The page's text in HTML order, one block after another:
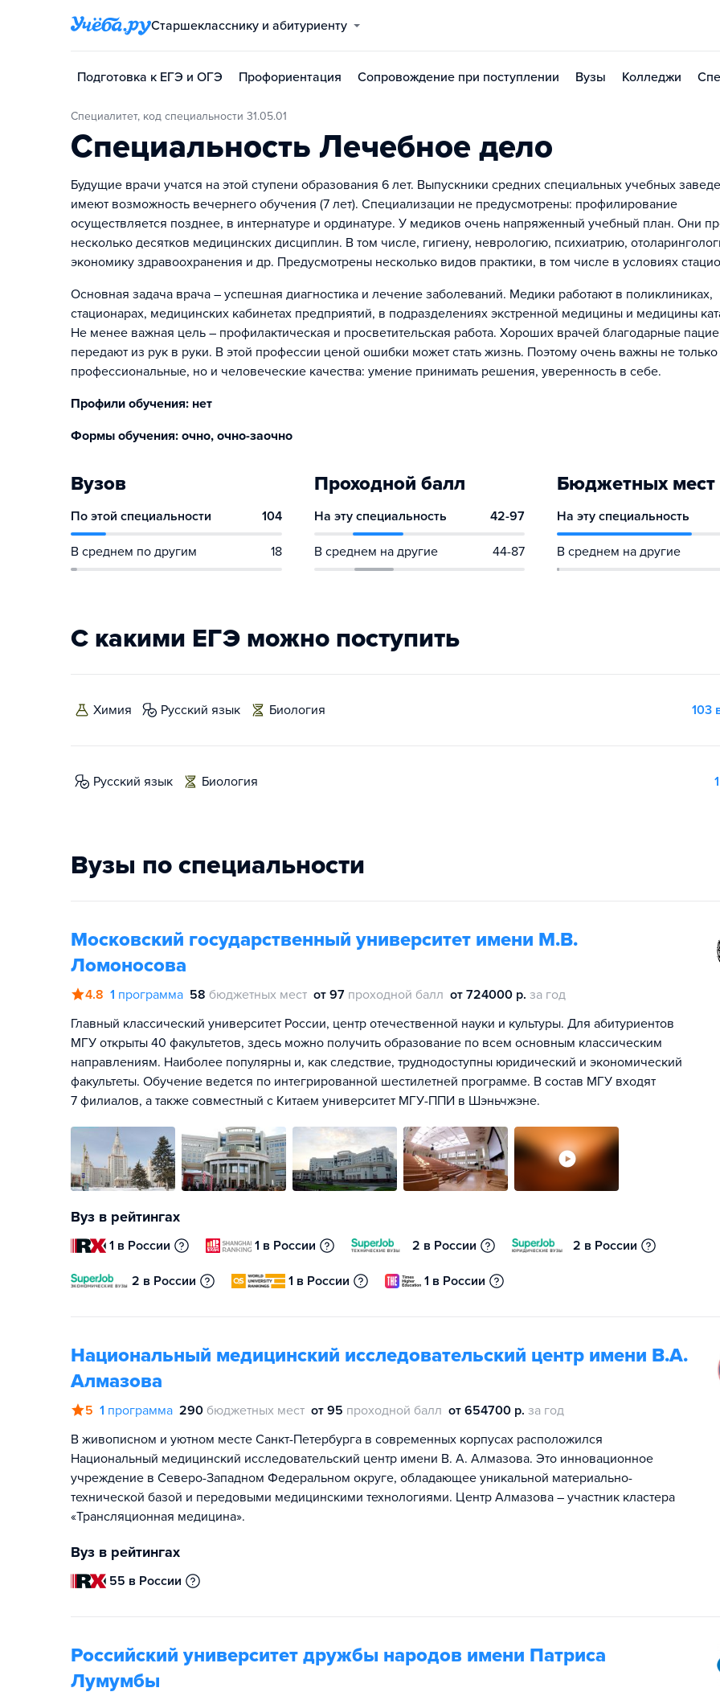
Старшекласснику и абитуриенту
Подготовка к ЕГЭ и ОГЭ Профориентация Сопровождение при поступлении Вузы Колледжи
Специалитет, код специальности 31.05.01
Специальность Лечебное дело
Будущие врачи учатся на этой ступени образования 6 лет. Выпускники средних специальных учебных
имеют возможность вечернего обучения (7 лет). Специализации не предусмотрены: профилирование
осуществляется позднее, в интернатуре и ординатуре. У медиков очень напряженный учебный план. Они
несколько десятков медицинских дисциплин. В том числе, гигиену, неврологию, психиатрию,
экономику здравоохранения и др. Предусмотрены несколько видов практики, в том числе в условиях
Основная задача врача – успешная диагностика и лечение заболеваний. Медики работают в поликлиниках,
стационарах, медицинских кабинетах предприятий, в подразделениях экстренной медицины и медицины
Не менее важная цель – профилактическая и просветительская работа. Хороших врачей благодарные
передают из рук в руки. В этой профессии ценой ошибки может стать жизнь. Поэтому очень важны не только
профессиональные, но и человеческие качества: умение принимать решения, уверенность в себе.
Профили обучения: нет
Формы обучения: очно, очно-заочно
Вузов
По этой специальности 104
В среднем по другим 18
Проходной балл
На эту специальность 42-97
В среднем на другие 44-87
Бюджетных мест
На эту специальность
В среднем на другие
С какими ЕГЭ можно поступить
химия русский язык биология 103
русский язык биология
Вузы по специальности
Московский государственный университет имени М.В.
Ломоносова
4.8 1 программа 58 бюджетных мест от 97 проходной балл от 724000 р. за год
Главный классический университет России, центр отечественной науки и культуры. Для абитуриентов
МГУ открыты 40 факультетов, здесь можно получить образование по всем основным классическим
направлениям. Наиболее популярны и, как следствие, труднодоступны юридический и экономический
факультеты. Обучение ведется по интегрированной шестилетней программе. В состав МГУ входят
7 филиалов, а также совместный с Китаем университет МГУ-ППИ в Шэньчжэне.
Вуз в рейтингах
1 в России 1 в России 2 в России 2 в России
2 в России 1 в России 1 в России
Национальный медицинский исследовательский центр имени В.А.
Алмазова
5 1 программа 290 бюджетных мест от 95 проходной балл от 654700 р. за год
В живописном и уютном месте Санкт-Петербурга в современных корпусах расположился
Национальный медицинский исследовательский центр имени В. А. Алмазова. Это инновационное
учреждение в Северо-Западном Федеральном округе, обладающее уникальной материально-
технической базой и передовыми медицинскими технологиями. Центр Алмазова – участник кластера
«Трансляционная медицина».
Вуз в рейтингах
55 в России
Российский университет дружбы народов имени Патриса
Лумумбы